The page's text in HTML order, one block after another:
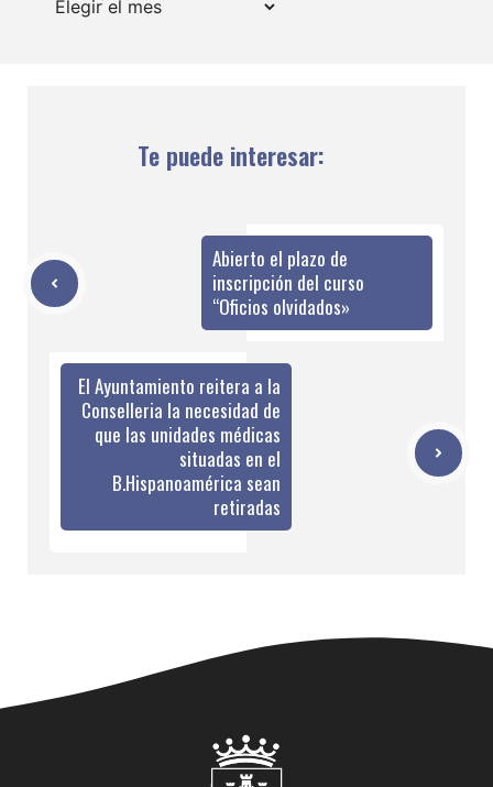
Te puede interesar:
Abierto el plazo de
inscripción del curso
“Oficios olvidados»
El Ayuntamiento reitera a la
Conselleria la necesidad de
que las unidades médicas
situadas en el
B.Hispanoamérica sean
retiradas